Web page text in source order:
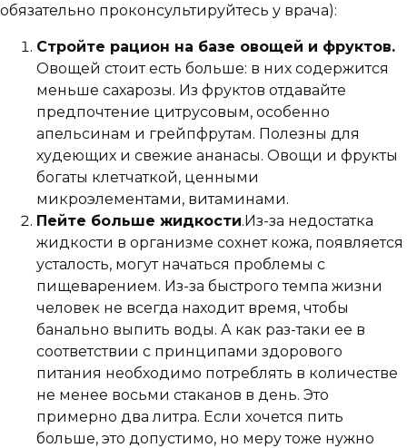
обязательно проконсультируйтесь у врача):
Стройте рацион на базе овощей и фруктов.
Овощей стоит есть больше: в них содержится
меньше сахарозы. Из фруктов отдавайте
предпочтение цитрусовым, особенно
апельсинам и грейпфрутам. Полезны для
худеющих и свежие ананасы. Овощи и фрукты
богаты клетчаткой, ценными
микроэлементами, витаминами.
Пейте больше жидкости.Из-за недостатка
жидкости в организме сохнет кожа, появляется
усталость, могут начаться проблемы с
пищеварением. Из-за быстрого темпа жизни
человек не всегда находит время, чтобы
банально выпить воды. А как раз-таки ее в
соответствии с принципами здорового
питания необходимо потреблять в количестве
не менее восьми стаканов в день. Это
примерно два литра. Если хочется пить
больше, это допустимо, но меру тоже нужно